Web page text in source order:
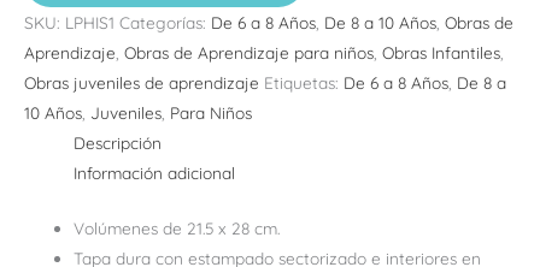
SKU: LPHIS1 Categorías: De 6 a 8 Años, De 8 a 10 Años, Obras de
Aprendizaje, Obras de Aprendizaje para niños, Obras Infantiles,
Obras juveniles de aprendizaje Etiquetas: De 6 a 8 Años, De 8 a
10 Años, Juveniles, Para Niños
Descripción
Información adicional
Volúmenes de 21.5 x 28 cm.
Tapa dura con estampado sectorizado e interiores en